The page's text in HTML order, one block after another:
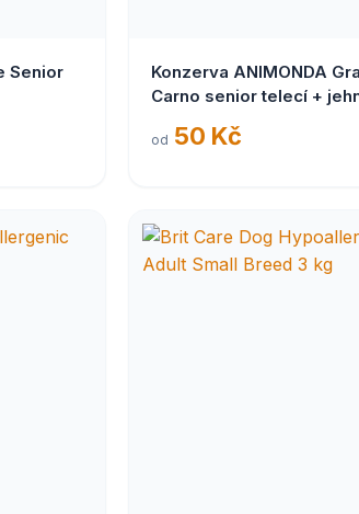
Senior
Konzerva ANIMONDA
Carno senior telecí +
od 50 Kč